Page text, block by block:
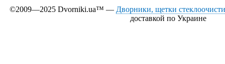
©2009—2025 Dvorniki.ua™ — Дворники, щетки
доставкой по Украине